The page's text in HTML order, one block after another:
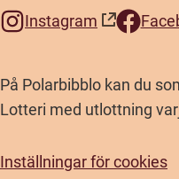
Instagram
(öppnas i nytt fönster)
(öppnas
På Polarbibblo kan du
Lotteri med utlottning
Inställningar för cookies